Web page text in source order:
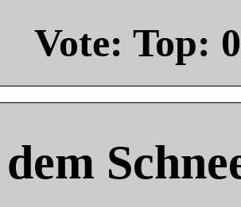
Vote: Top: 0